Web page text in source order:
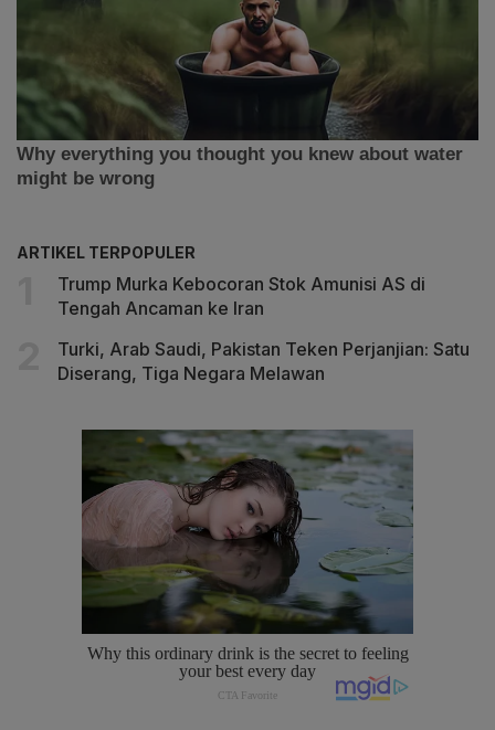
ARTIKEL TERPOPULER
Trump Murka Kebocoran Stok Amunisi AS di
Tengah Ancaman ke Iran
Turki, Arab Saudi, Pakistan Teken Perjanjian: Satu
Diserang, Tiga Negara Melawan